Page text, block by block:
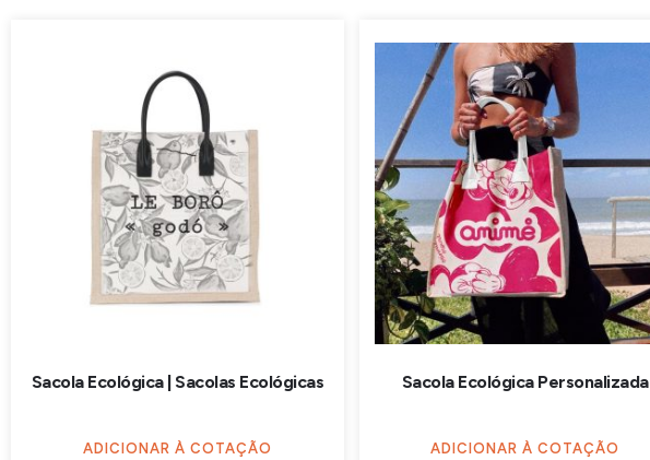
Sacola Ecológica | Sacolas Ecológicas
ADICIONAR À COTAÇÃO
Sacola Ecológica Personalizada
ADICIONAR À COTAÇÃO